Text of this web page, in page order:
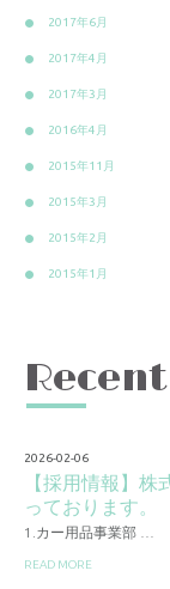
2017年6月
2017年4月
2017年3月
2016年4月
2015年11月
2015年3月
2015年2月
2015年1月
2026-02-06
【採用情報】
っております。
1.カー用品事業部 …
READ MORE